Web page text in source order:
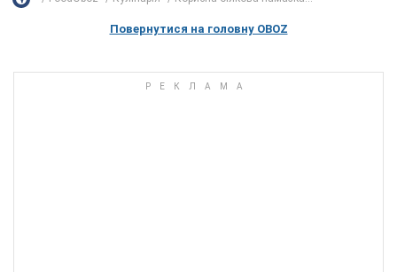
Повернутися на головну OBOZ